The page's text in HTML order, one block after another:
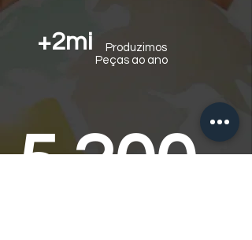
+2mi
Produzimos
Peças ao ano
5.200